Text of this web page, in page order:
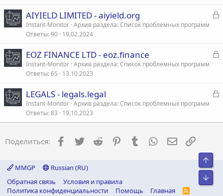
З
AIYIELD LIMITED - aiyield.org
Instant-Monitor Архив раздела: Список проблемных программ
Ответы 90 19.02.2024
З
EOZ FINANCE LTD - eoz.finance
Instant-Monitor Архив раздела: Список проблемных программ
Ответы 65 13.10.2023
З
р
LEGALS - legals.legal
Instant-Monitor Архив раздела: Список проблемных программ
Ответы 83 19.10.2023
Поделиться: Facebook
Twitter Reddit PinterestTumblr WhatsApp
MMGP
Russian (RU)
Обратная связь
Условия и правила
Политика конфиденциальности
Помощь Главная
R